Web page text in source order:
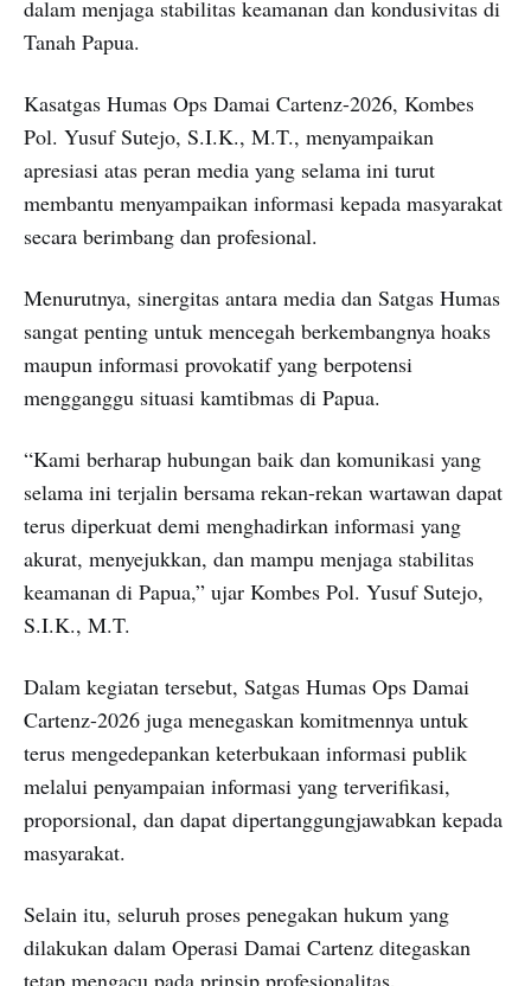
dalam menjaga stabilitas keamanan dan kondusivitas di
Tanah Papua.
Kasatgas Humas Ops Damai Cartenz-2026, Kombes
Pol. Yusuf Sutejo, S.I.K., M.T., menyampaikan
apresiasi atas peran media yang selama ini turut
membantu menyampaikan informasi kepada masyarakat
secara berimbang dan profesional.
Menurutnya, sinergitas antara media dan Satgas Humas
sangat penting untuk mencegah berkembangnya hoaks
maupun informasi provokatif yang berpotensi
mengganggu situasi kamtibmas di Papua.
“Kami berharap hubungan baik dan komunikasi yang
selama ini terjalin bersama rekan-rekan wartawan dapat
terus diperkuat demi menghadirkan informasi yang
akurat, menyejukkan, dan mampu menjaga stabilitas
keamanan di Papua,” ujar Kombes Pol. Yusuf Sutejo,
S.I.K., M.T.
Dalam kegiatan tersebut, Satgas Humas Ops Damai
Cartenz-2026 juga menegaskan komitmennya untuk
terus mengedepankan keterbukaan informasi publik
melalui penyampaian informasi yang terverifikasi,
proporsional, dan dapat dipertanggungjawabkan kepada
masyarakat.
Selain itu, seluruh proses penegakan hukum yang
dilakukan dalam Operasi Damai Cartenz ditegaskan
tetap mengacu pada prinsip profesionalitas,